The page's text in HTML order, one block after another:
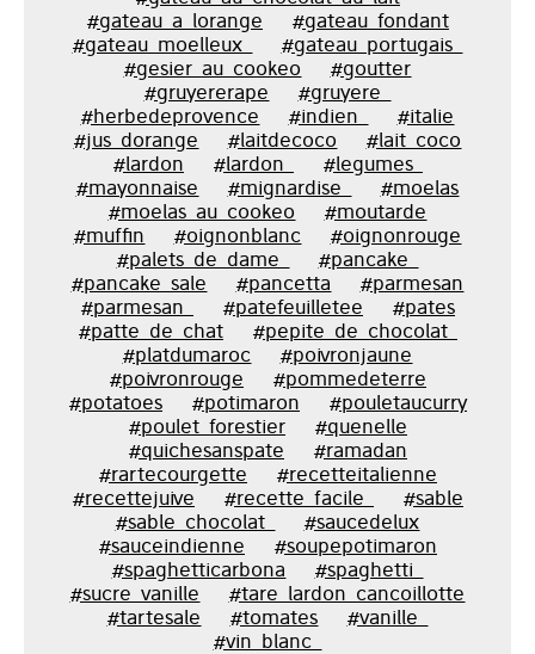
#gateau_a_lorange
#gateau_fondant
#gateau_moelleux_
#gateau_portugais_
#gesier_au_cookeo
#goutter
#gruyererape
#gruyere_
#herbedeprovence
#indien_
#italie
#jus_dorange
#laitdecoco
#lait_coco
#lardon
#lardon_
#legumes_
#mayonnaise
#mignardise_
#moelas
#moelas_au_cookeo
#moutarde
#muffin
#oignonblanc
#oignonrouge
#palets_de_dame_
#pancake_
#pancake_sale
#pancetta
#parmesan
#parmesan_
#patefeuilletee
#pates
#patte_de_chat
#pepite_de_chocolat_
#platdumaroc
#poivronjaune
#poivronrouge
#pommedeterre
#potatoes
#potimaron
#pouletaucurry
#poulet_forestier
#quenelle
#quichesanspate
#ramadan
#rartecourgette
#recetteitalienne
#recettejuive
#recette_facile_
#sable
#sable_chocolat_
#saucedelux
#sauceindienne
#soupepotimaron
#spaghetticarbona
#spaghetti_
#sucre_vanille
#tare_lardon_cancoillotte
#tartesale
#tomates
#vanille_
#vin_blanc_